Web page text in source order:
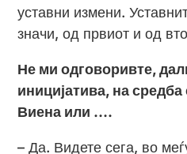
уставни измени.
значи, од првиот и од
Не ми одговоривте,
иницијатива, на средба
Виена или ….
– Да. Видете сега, во